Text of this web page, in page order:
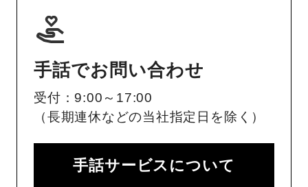
手話でお問い合わせ
受付：9:00～17:00
（長期連休などの当社指定日を除く）
手話サービスについて